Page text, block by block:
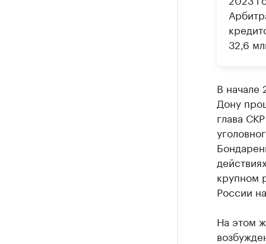
32,6
В начале
Дону
глава
крупном
России
На этом